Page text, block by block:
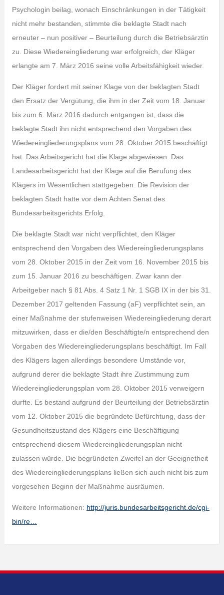
Psychologin beilag, wonach Einschränkungen in der Tätigkeit
nicht mehr bestanden, stimmte die beklagte Stadt nach
erneuter – nun positiver – Beurteilung durch die Betriebsärztin
zu. Diese Wiedereingliederung war erfolgreich, der Kläger
erlangte am 7. März 2016 seine volle Arbeitsfähigkeit wieder.
Der Kläger fordert mit seiner Klage von der beklagten Stadt
den Ersatz der Vergütung, die ihm in der Zeit vom 18. Januar
bis zum 6. März 2016 dadurch entgangen ist, dass die
beklagte Stadt ihn nicht entsprechend den Vorgaben des
Wiedereingliederungsplans vom 28. Oktober 2015 beschäftigt
hat. Das Arbeitsgericht hat die Klage abgewiesen. Das
Landesarbeitsgericht hat der Klage auf die Berufung des
Klägers im Wesentlichen stattgegeben. Die Revision der
beklagten Stadt hatte vor dem Achten Senat des
Bundesarbeitsgerichts Erfolg.
Die beklagte Stadt war nicht verpflichtet, den Kläger
entsprechend den Vorgaben des Wiedereingliederungsplans
vom 28. Oktober 2015 in der Zeit vom 16. November 2015 bis
zum 15. Januar 2016 zu beschäftigen. Zwar kann der
Arbeitgeber nach § 81 Abs. 4 Satz 1 Nr. 1 SGB IX in der bis 31.
Dezember 2017 geltenden Fassung (aF) verpflichtet sein, an
einer Maßnahme der stufenweisen Wiedereingliederung derart
mitzuwirken, dass er die/den Beschäftigte/n entsprechend den
Vorgaben des Wiedereingliederungsplans beschäftigt. Im Fall
des Klägers lagen allerdings besondere Umstände vor,
aufgrund derer die beklagte Stadt ihre Zustimmung zum
Wiedereingliederungsplan vom 28. Oktober 2015 verweigern
durfte. Es bestand aufgrund der Beurteilung der Betriebsärztin
vom 12. Oktober 2015 die begründete Befürchtung, dass der
Gesundheitszustand des Klägers eine Beschäftigung
entsprechend diesem Wiedereingliederungsplan nicht
zulassen würde. Die begründeten Zweifel an der Geeignetheit
des Wiedereingliederungsplans ließen sich auch nicht bis zum
vorgesehen Beginn der Maßnahme ausräumen.
Weitere Informationen: http://juris.bundesarbeitsgericht.de/cgi-
bin/re…